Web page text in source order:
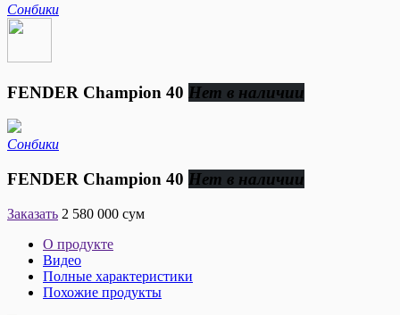
Сонбики
FENDER Champion 40 Нет в наличии
Сонбики
FENDER Champion 40 Нет в наличии
Заказать 2 580 000 сум
О продукте
Видео
Полные характеристики
Похожие продукты